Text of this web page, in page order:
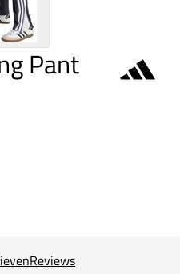
Pant
Reviews